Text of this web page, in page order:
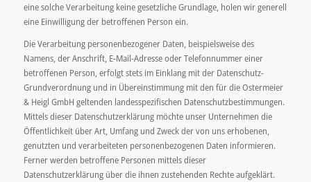
eine solche Verarbeitung keine gesetzliche Grundlage, holen wir generell
eine Einwilligung der betroffenen Person ein.
Die Verarbeitung personenbezogener Daten, beispielsweise des
Namens, der Anschrift, E-Mail-Adresse oder Telefonnummer einer
betroffenen Person, erfolgt stets im Einklang mit der Datenschutz-
Grundverordnung und in Übereinstimmung mit den für die Ostermeier
& Heigl GmbH geltenden landesspezifischen Datenschutzbestimmungen.
Mittels dieser Datenschutzerklärung möchte unser Unternehmen die
Öffentlichkeit über Art, Umfang und Zweck der von uns erhobenen,
genutzten und verarbeiteten personenbezogenen Daten informieren.
Ferner werden betroffene Personen mittels dieser
Datenschutzerklärung über die ihnen zustehenden Rechte aufgeklärt.